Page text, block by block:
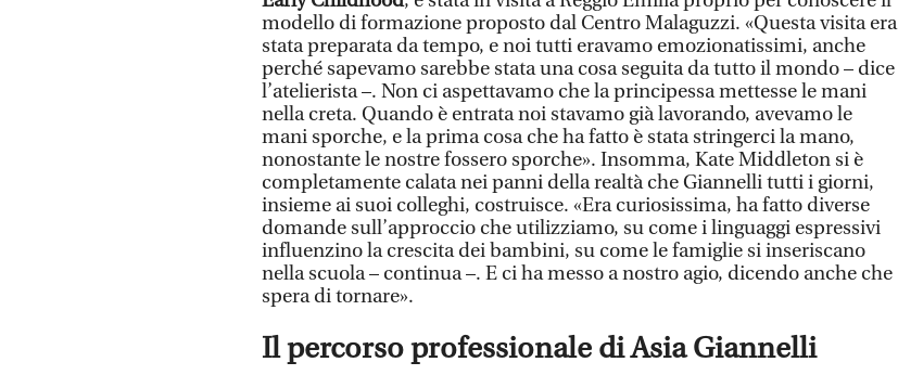
modello di formazione proposto dal Centro Malaguzzi. «Questa visita era
stata preparata da tempo, e noi tutti eravamo emozionatissimi, anche
perché sapevamo sarebbe stata una cosa seguita da tutto il mondo – dice
l’atelierista –. Non ci aspettavamo che la principessa mettesse le mani
nella creta. Quando è entrata noi stavamo già lavorando, avevamo le
mani sporche, e la prima cosa che ha fatto è stata stringerci la mano,
nonostante le nostre fossero sporche». Insomma, Kate Middleton si è
completamente calata nei panni della realtà che Giannelli tutti i giorni,
insieme ai suoi colleghi, costruisce. «Era curiosissima, ha fatto diverse
domande sull’approccio che utilizziamo, su come i linguaggi espressivi
influenzino la crescita dei bambini, su come le famiglie si inseriscano
nella scuola – continua –. E ci ha messo a nostro agio, dicendo anche che
spera di tornare».
Il percorso professionale di Asia Giannelli